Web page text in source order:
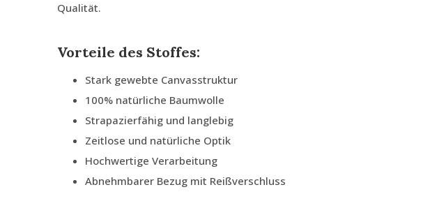
Qualität.
Vorteile des Stoffes:
Stark gewebte Canvasstruktur
100% natürliche Baumwolle
Strapazierfähig und langlebig
Zeitlose und natürliche Optik
Hochwertige Verarbeitung
Abnehmbarer Bezug mit Reißverschluss